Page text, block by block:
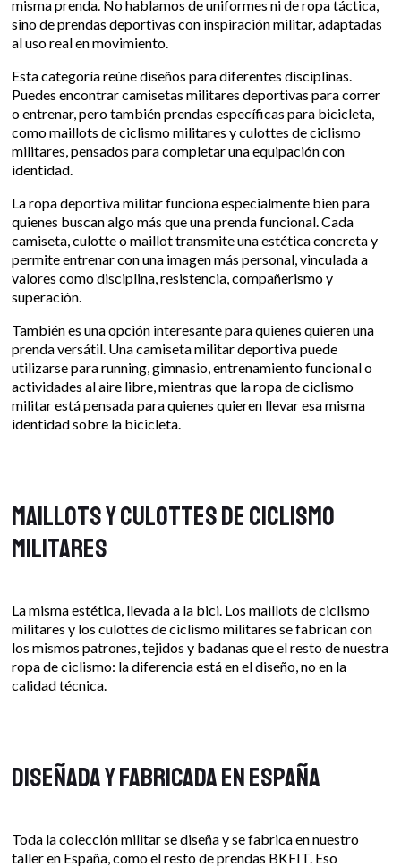
misma prenda. No hablamos de uniformes ni de ropa táctica,
sino de prendas deportivas con inspiración militar, adaptadas
al uso real en movimiento.
Esta categoría reúne diseños para diferentes disciplinas.
Puedes encontrar camisetas militares deportivas para correr
o entrenar, pero también prendas específicas para bicicleta,
como maillots de ciclismo militares y culottes de ciclismo
militares, pensados para completar una equipación con
identidad.
La ropa deportiva militar funciona especialmente bien para
quienes buscan algo más que una prenda funcional. Cada
camiseta, culotte o maillot transmite una estética concreta y
permite entrenar con una imagen más personal, vinculada a
valores como disciplina, resistencia, compañerismo y
superación.
También es una opción interesante para quienes quieren una
prenda versátil. Una camiseta militar deportiva puede
utilizarse para running, gimnasio, entrenamiento funcional o
actividades al aire libre, mientras que la ropa de ciclismo
militar está pensada para quienes quieren llevar esa misma
identidad sobre la bicicleta.
Maillots y culottes de ciclismo
militares
La misma estética, llevada a la bici. Los maillots de ciclismo
militares y los culottes de ciclismo militares se fabrican con
los mismos patrones, tejidos y badanas que el resto de nuestra
ropa de ciclismo: la diferencia está en el diseño, no en la
calidad técnica.
Diseñada y fabricada en España
Toda la colección militar se diseña y se fabrica en nuestro
taller en España, como el resto de prendas BKFIT. Eso